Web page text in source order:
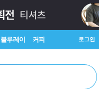
블루레이 커피 로그인